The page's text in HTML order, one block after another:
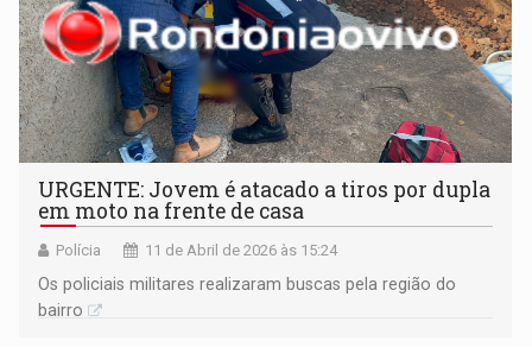
URGENTE: Jovem é atacado a tiros por dupla
em moto na frente de casa
Polícia 11 de Abril de 2026 às 15:24
Os policiais militares realizaram buscas pela região do
bairro